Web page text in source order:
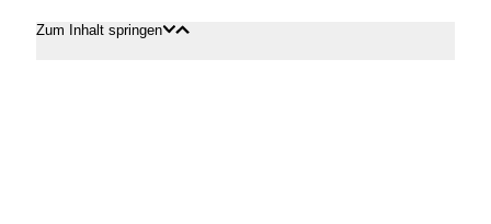
Zum Inhalt springen InhaltInhalt